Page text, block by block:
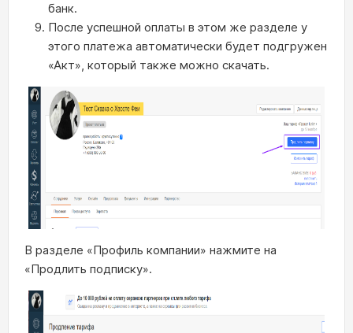
банк.
После успешной оплаты в этом же разделе у
этого платежа автоматически будет подгружен
«Акт», который также можно скачать.
В разделе «Профиль компании» нажмите на
«Продлить подписку».